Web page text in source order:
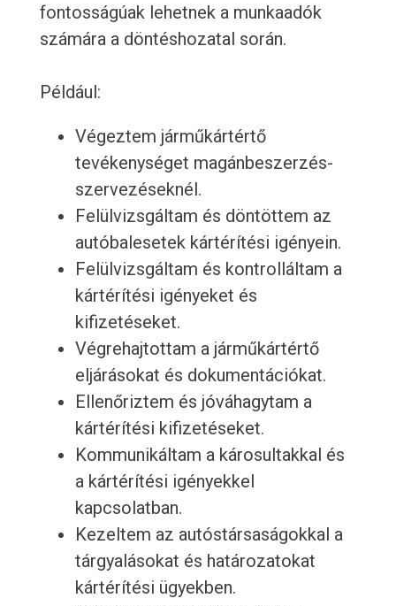
fontosságúak lehetnek a munkaadók
számára a döntéshozatal során.
Például:
Végeztem járműkártértő
tevékenységet magánbeszerzés-
szervezéseknél.
Felülvizsgáltam és döntöttem az
autóbalesetek kártérítési igényein.
Felülvizsgáltam és kontrolláltam a
kártérítési igényeket és
kifizetéseket.
Végrehajtottam a járműkártértő
eljárásokat és dokumentációkat.
Ellenőriztem és jóváhagytam a
kártérítési kifizetéseket.
Kommunikáltam a károsultakkal és
a kártérítési igényekkel
kapcsolatban.
Kezeltem az autóstársaságokkal a
tárgyalásokat és határozatokat
kártérítési ügyekben.